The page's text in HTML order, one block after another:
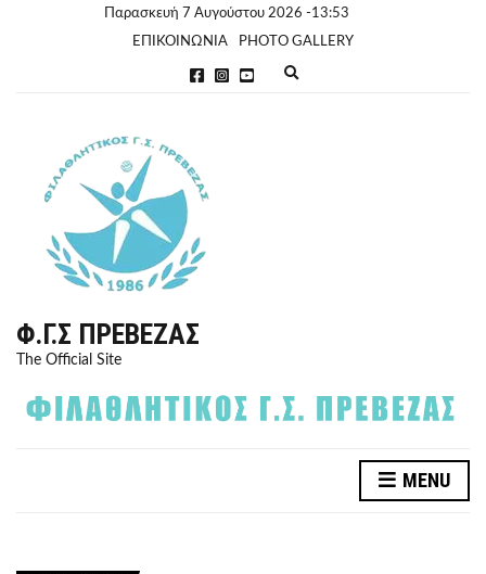
Παρασκευή 7 Αυγούστου 2026 -13:53
ΕΠΙΚΟΙΝΩΝΙΑ
PHOTO GALLERY
Φ.Γ.Σ ΠΡΈΒΕΖΑΣ
The Official Site
MENU